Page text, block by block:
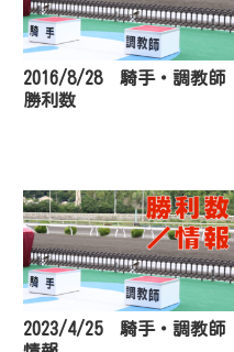
2016/8/28 騎手・調教師
勝利数
2023/4/25 騎手・調教師